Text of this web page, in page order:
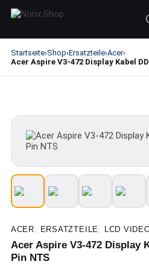
Startseite›Shop›Ersatzteile›Acer›
Acer Aspire V3-472 Display Kabel
ACER, ERSATZTEILE, LCD
Acer Aspire V3-472 Display
Pin NTS